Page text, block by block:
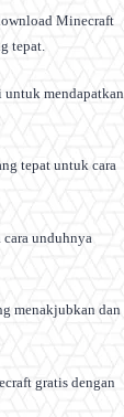
Minecraft
tepat.
mendapatkan
tepat untuk cara
unduhnya
menakjubkan dan
gratis dengan